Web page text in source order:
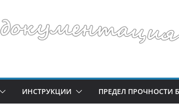
ИНСТРУКЦИИ ПРЕДЕЛ ПРОЧНОСТИ